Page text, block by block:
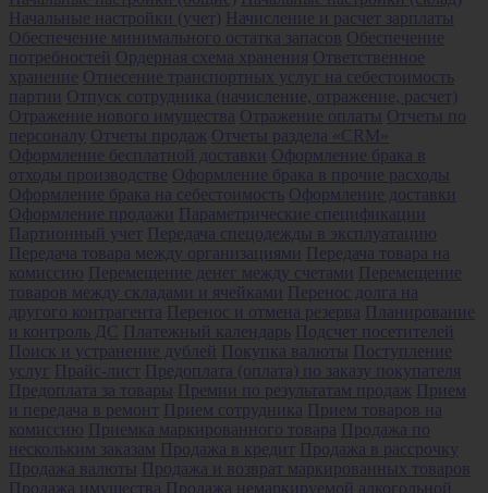
Начальные настройки (учет) Начисление и расчет зарплаты
Обеспечение минимального остатка запасов Обеспечение
потребностей Ордерная схема хранения Ответственное
хранение Отнесение транспортных услуг на себестоимость
партии Отпуск сотрудника (начисление, отражение, расчет)
Отражение нового имущества Отражение оплаты Отчеты по
персоналу Отчеты продаж Отчеты раздела «CRM»
Оформление бесплатной доставки Оформление брака в
отходы производстве Оформление брака в прочие расходы
Оформление брака на себестоимость
Оформление доставки
Оформление продажи Параметрические спецификации
Партионный учет Передача спецодежды в эксплуатацию
Передача товара между организациями Передача товара на
комиссию Перемещение денег между счетами Перемещение
товаров между складами и ячейками Перенос долга на
другого контрагента Перенос и отмена резерва Планирование
и контроль ДС
Платежный календарь
Подсчет посетителей
Поиск и устранение дублей Покупка валюты Поступление
услуг Прайс-лист Предоплата (оплата) по заказу покупателя
Предоплата за товары Премии по результатам продаж Прием
и передача в ремонт Прием сотрудника Прием товаров на
комиссию Приемка маркированного товара Продажа по
нескольким заказам Продажа в кредит Продажа в рассрочку
Продажа валюты Продажа и возврат маркированных товаров
Продажа имущества Продажа немаркируемой алкогольной